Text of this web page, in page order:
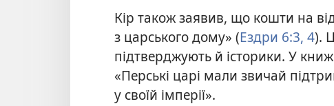
Кір також заявив, що кошти на
з царського дому» (Ездри 6:3, 4).
підтверджують й історики. У
«Перські царі мали звичай
у своїй імперії».